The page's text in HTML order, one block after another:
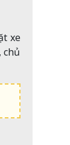
xe
chủ